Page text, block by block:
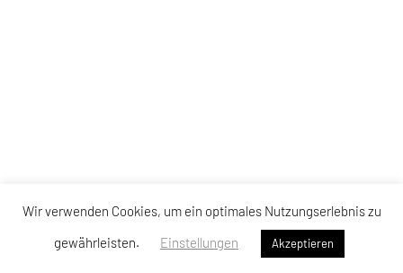
Wir verwenden Cookies, um ein optimales Nutzungserlebnis zu
gewährleisten.
Einstellungen Akzeptieren